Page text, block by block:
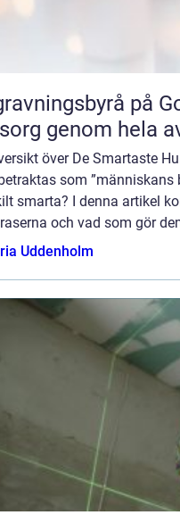
på
genom hela
över De Smartaste
som ”människans
smarta? I denna artikel
och vad som gör
Uddenholm